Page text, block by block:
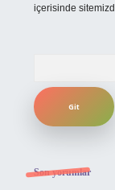
içerisinde
Son yorumlar